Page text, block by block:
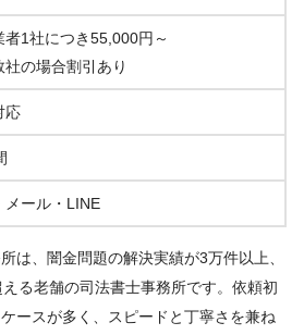
者1社につき55,000円～
の場合割引あり
応
メール・LINE
は、闇金問題の解決実績が3万件以上、
る老舗の司法書士事務所です。依頼初
ースが多く、スピードと丁寧さを兼ね